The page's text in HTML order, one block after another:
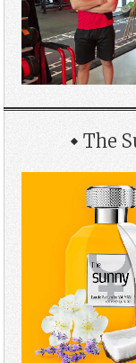
The